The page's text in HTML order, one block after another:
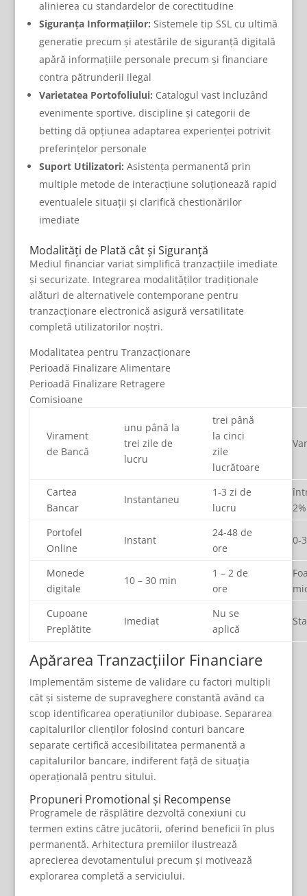
alinierea cu standardelor de corectitudine
Siguranța Informațiilor: Sistemele tip SSL cu ultimă
generatie precum și atestările de siguranță digitală
apără informațiile personale precum și financiare
contra pătrunderii ilegal
Varietatea Portofoliului: Catalogul vast incluzând
evenimente sportive, discipline și categorii de
betting dă opțiunea adaptarea experienței potrivit
preferințelor personale
Suport Utilizatori: Asistența permanentă prin
multiple metode de interacțiune soluționează rapid
eventualele situații și clarifică chestionărilor
imediate
Modalități de Plată cât și Siguranță
Mediul financiar variat simplifică tranzacțiile imediate
și securizate. Integrarea modalităților tradiționale
alături de alternativele contemporane pentru
tranzacționare electronică asigură versatilitate
completă utilizatorilor noștri.
Modalitatea pentru Tranzacționare
Perioadă Finalizare Alimentare
Perioadă Finalizare Retragere
Comisioane
Virament
de Bancă
unu până la
trei zile de
lucru
trei până
la cinci
zile
lucrătoare
Cartea
Bancar
Instantaneu
1-3 zi de
lucru
2%
Portofel
Online
Instant
24-48 de
ore
0-
Monede
digitale
10 – 30 min
1 – 2 de
ore
Cupoane
Preplătite
Imediat
Nu se
aplică
Apărarea Tranzacțiilor Financiare
Implementăm sisteme de validare cu factori multipli
cât și sisteme de supraveghere constantă având ca
scop identificarea operațiunilor dubioase. Separarea
capitalurilor clienților folosind conturi bancare
separate certifică accesibilitatea permanentă a
capitalurilor bancare, indiferent față de situația
operațională pentru sitului.
Propuneri Promotional și Recompense
Programele de răsplătire dezvoltă conexiuni cu
termen extins către jucătorii, oferind beneficii în plus
permanentă. Arhitectura premiilor ilustrează
aprecierea devotamentului precum și motivează
explorarea completă a serviciului.